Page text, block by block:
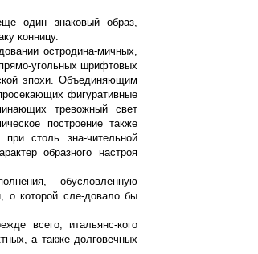
один знаковый образ,
конницу.
остродина-мичных,
угольных шрифтовых
эпохи. Объединяющим
фигуративные
тревожный свет
построение также
столь зна-чительной
образного настроя
обусловленную
о которой сле-довало бы
всего, итальянс-кого
а также долговечных